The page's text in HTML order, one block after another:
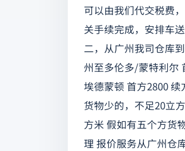
可以由我们代交税费
关手续完成，安排车
二，从广州我司仓库
州至多伦多/蒙特利尔
埃德蒙顿 首方2800
货物少的，不足20立
方米 假如有五个方货
理 报价服务从广州仓